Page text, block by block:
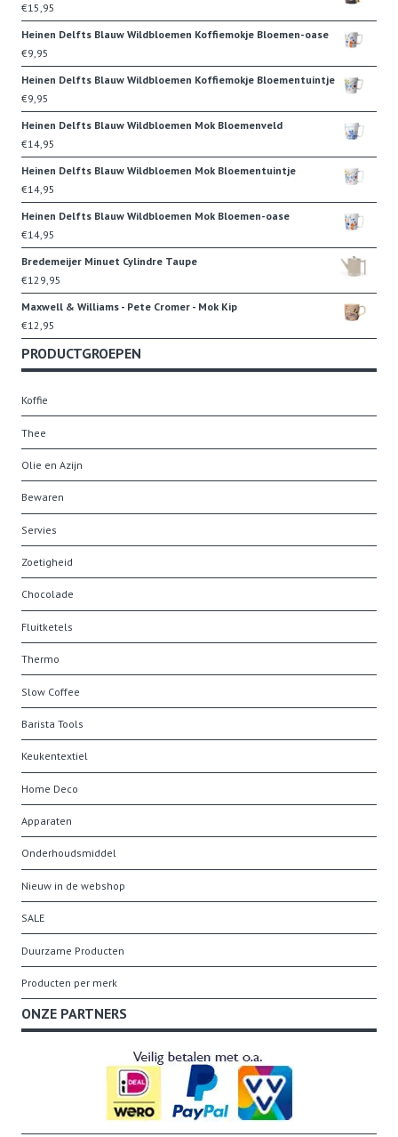
€15,95
Heinen Delfts Blauw Wildbloemen Koffiemokje Bloemen-oase
€9,95
Heinen Delfts Blauw Wildbloemen Koffiemokje Bloementuintje
€9,95
Heinen Delfts Blauw Wildbloemen Mok Bloemenveld
€14,95
Heinen Delfts Blauw Wildbloemen Mok Bloementuintje
€14,95
Heinen Delfts Blauw Wildbloemen Mok Bloemen-oase
€14,95
Bredemeijer Minuet Cylindre Taupe
€129,95
Maxwell & Williams - Pete Cromer - Mok Kip
€12,95
PRODUCTGROEPEN
Koffie
Thee
Olie en Azijn
Bewaren
Servies
Zoetigheid
Chocolade
Fluitketels
Thermo
Slow Coffee
Barista Tools
Keukentextiel
Home Deco
Apparaten
Onderhoudsmiddel
Nieuw in de webshop
SALE
Duurzame Producten
Producten per merk
ONZE PARTNERS